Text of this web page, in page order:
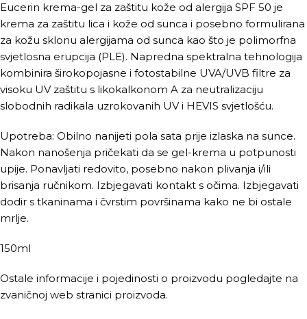
Eucerin krema-gel za zaštitu kože od alergija SPF 50 je
krema za zaštitu lica i kože od sunca i posebno formulirana
za kožu sklonu alergijama od sunca kao što je polimorfna
svjetlosna erupcija (PLE). Napredna spektralna tehnologija
kombinira širokopojasne i fotostabilne UVA/UVB filtre za
visoku UV zaštitu s likokalkonom A za neutralizaciju
slobodnih radikala uzrokovanih UV i HEVIS svjetlošću.
Upotreba: Obilno nanijeti pola sata prije izlaska na sunce.
Nakon nanošenja pričekati da se gel-krema u potpunosti
upije. Ponavljati redovito, posebno nakon plivanja i/ili
brisanja ručnikom. Izbjegavati kontakt s očima. Izbjegavati
dodir s tkaninama i čvrstim površinama kako ne bi ostale
mrlje.
150ml
Ostale informacije i pojedinosti o proizvodu pogledajte na
zvaničnoj web stranici proizvoda.